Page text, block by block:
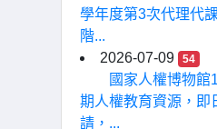
學年度第3次代理代
階...
2026-07-09
54
國家人權博物館
期人權教育資源，即
請，...